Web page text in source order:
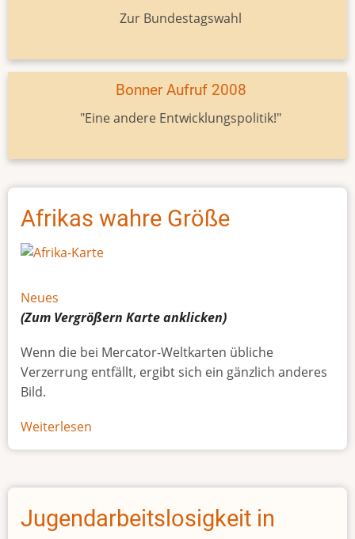
Zur Bundestagswahl
Bonner Aufruf 2008
"Eine andere Entwicklungspolitik!"
Afrikas wahre Größe
Neues
(Zum Vergrößern Karteanklicken)
Wenn die bei Mercator-Weltkarten übliche
Verzerrung entfällt, ergibt sich ein gänzlich anderes
Bild.
Weiterlesen
Afrikas
Größe
Jugendarbeitslosigkeit in